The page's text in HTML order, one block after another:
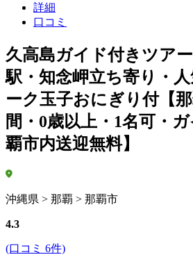
詳細
口コミ
久高島ガイド付きツア
駅・知念岬立ち寄り・
ーク玉子おにぎり付【
間・0歳以上・1名可・
覇市内送迎無料】
沖縄県 > 那覇 > 那覇市
4.3
(口コミ 6件)